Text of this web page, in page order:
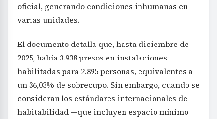
oficial, generando condiciones inhumanas en
varias unidades.
El documento detalla que, hasta diciembre de
2025, había 3.938 presos en instalaciones
habilitadas para 2.895 personas, equivalentes a
un 36,03% de sobrecupo. Sin embargo, cuando se
consideran los estándares internacionales de
habitabilidad —que incluyen espacio mínimo